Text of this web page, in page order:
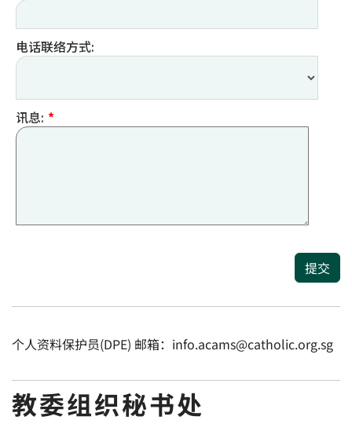
电话联络方式:
讯息: *
提交
个人资料保护员(DPE) 邮箱：info.acams@catholic.org.sg
教委组织秘书处